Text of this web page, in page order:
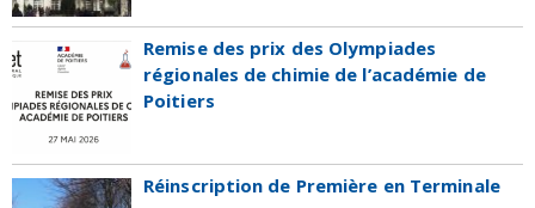
Remise des prix des Olympiades
régionales de chimie de l’académie de
Poitiers
Réinscription de Première en Terminale